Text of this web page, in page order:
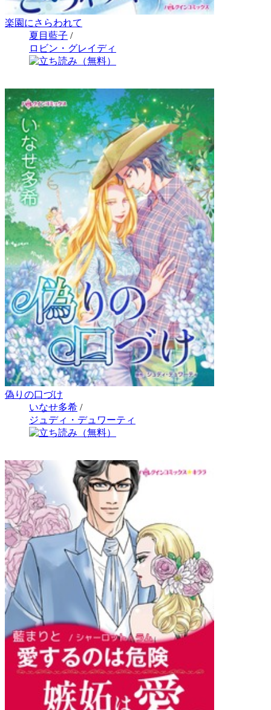
楽園にさらわれて
夏目藍子 /
ロビン・グレイディ
偽りの口づけ
いなせ多希 /
ジュディ・デュワーティ